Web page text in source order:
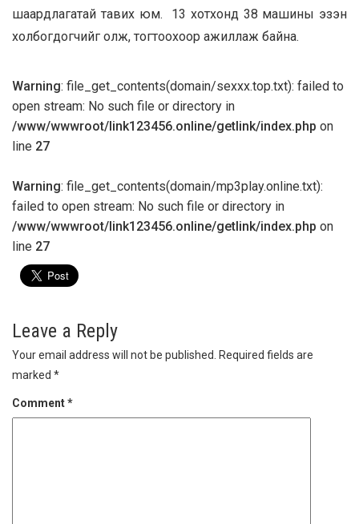
шаардлагатай тавих юм. 13 хотхонд 38 машины эзэн
холбогдогчийг олж, тогтоохоор ажиллаж байна.
Warning: file_get_contents(domain/sexxx.top.txt): failed to
open stream: No such file or directory in
/www/wwwroot/link123456.online/getlink/index.php on
line 27
Warning: file_get_contents(domain/mp3play.online.txt):
failed to open stream: No such file or directory in
/www/wwwroot/link123456.online/getlink/index.php on
line 27
Leave a Reply
Your email address will not be published.
Required fields are
marked *
Comment*